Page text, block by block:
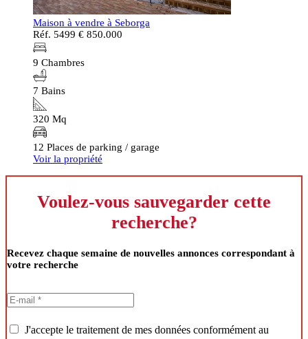
Maison à vendre à Seborga
Réf. 5499 € 850.000
9 Chambres
7 Bains
320 Mq
12 Places de parking / garage
Voir la propriété
Voulez-vous sauvegarder cette
recherche?
Recevez chaque semaine de nouvelles annonces correspondant à
votre recherche
J'accepte le traitement de mes données conformément au